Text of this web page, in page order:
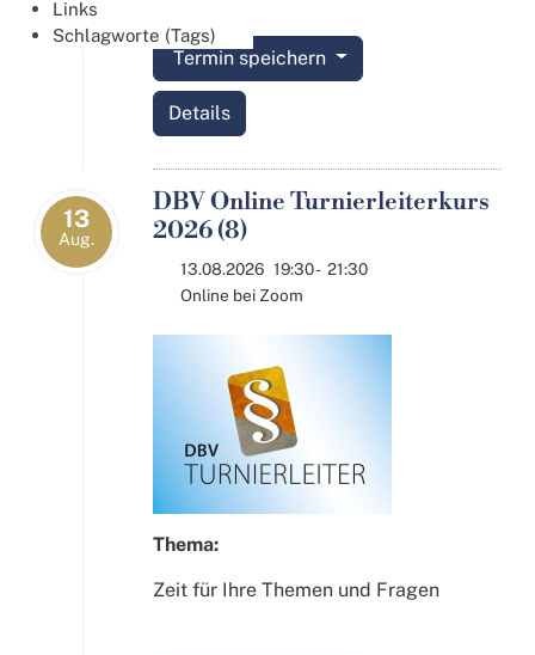
Links
Schlagworte (Tags)
Termin speichern
Details
13
Aug.
DBV Online Turnierleiterkurs
2026 (8)
13.08.2026 19:30- 21:30
Online bei Zoom
Thema:
Zeit für Ihre Themen und Fragen